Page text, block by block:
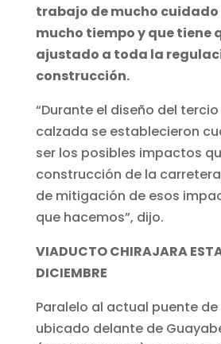
trabajo de mucho cuidado
mucho tiempo y que tiene
ajustado a toda la
construcción.
“Durante el diseño del
calzada se establecieron
ser los posibles impactos
construcción de la
de mitigación de esos
que hacemos”, dijo.
VIADUCTO CHIRAJARA
DICIEMBRE
Paralelo al actual puente
ubicado delante de